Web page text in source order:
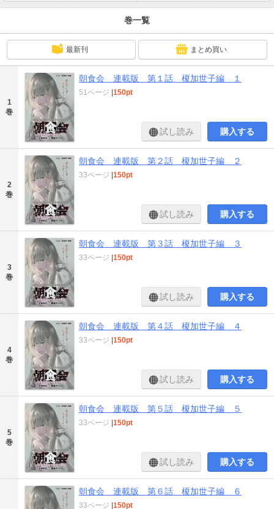
巻一覧
最新刊 まとめ買い
1
巻
朝食会 連載版 第１話 榎加世子編 １
51ページ 150pt
試し読み 購入する
2
巻
朝食会 連載版 第２話 榎加世子編 ２
33ページ 150pt
試し読み 購入する
3
巻
朝食会 連載版 第３話 榎加世子編 ３
33ページ 150pt
試し読み 購入する
4
巻
朝食会 連載版 第４話 榎加世子編 ４
33ページ 150pt
試し読み 購入する
5
巻
朝食会 連載版 第５話 榎加世子編 ５
33ページ 150pt
試し読み 購入する
朝食会 連載版 第６話 榎加世子編 ６
33ページ 150pt